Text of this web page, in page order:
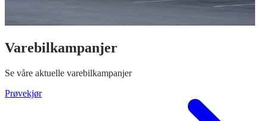
Varebilkampanjer
Se våre aktuelle varebilkampanjer
Prøvekjør